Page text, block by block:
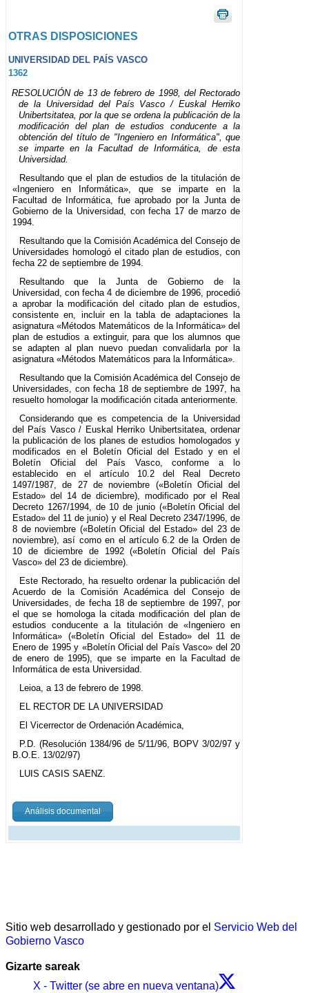
OTRAS DISPOSICIONES
UNIVERSIDAD DEL PAÍS VASCO
1362
RESOLUCIÓN de 13 de febrero de 1998, del Rectorado
de la Universidad del País Vasco / Euskal Herriko
Unibertsitatea, por la que se ordena la publicación de la
modificación del plan de estudios conducente a la
obtención del título de "Ingeniero en Informática", que
se imparte en la Facultad de Informática, de esta
Universidad.
Resultando que el plan de estudios de la titulación de
«Ingeniero en Informática», que se imparte en la
Facultad de Informática, fue aprobado por la Junta de
Gobierno de la Universidad, con fecha 17 de marzo de
1994.
Resultando que la Comisión Académica del Consejo de
Universidades homologó el citado plan de estudios, con
fecha 22 de septiembre de 1994.
Resultando que la Junta de Gobierno de la
Universidad, con fecha 4 de diciembre de 1996, procedió
a aprobar la modificación del citado plan de estudios,
consistente en, incluir en la tabla de adaptaciones la
asignatura «Métodos Matemáticos de la Informática» del
plan de estudios a extinguir, para que los alumnos que
se adapten al plan nuevo puedan convalidarla por la
asignatura «Métodos Matemáticos para la Informática».
Resultando que la Comisión Académica del Consejo de
Universidades, con fecha 18 de septiembre de 1997, ha
resuelto homologar la modificación citada anteriormente.
Considerando que es competencia de la Universidad
del País Vasco / Euskal Herriko Unibertsitatea, ordenar
la publicación de los planes de estudios homologados y
modificados en el Boletín Oficial del Estado y en el
Boletín Oficial del País Vasco, conforme a lo
establecido en el artículo 10.2 del Real Decreto
1497/1987, de 27 de noviembre («Boletín Oficial del
Estado» del 14 de diciembre), modificado por el Real
Decreto 1267/1994, de 10 de junio («Boletín Oficial del
Estado» del 11 de junio) y el Real Decreto 2347/1996, de
8 de noviembre («Boletín Oficial del Estado» del 23 de
noviembre), así como en el artículo 6.2 de la Orden de
10 de diciembre de 1992 («Boletín Oficial del País
Vasco» del 23 de diciembre).
Este Rectorado, ha resuelto ordenar la publicación del
Acuerdo de la Comisión Académica del Consejo de
Universidades, de fecha 18 de septiembre de 1997, por
el que se homologa la citada modificación del plan de
estudios conducente a la titulación de «Ingeniero en
Informática» («Boletín Oficial del Estado» del 11 de
Enero de 1995 y «Boletín Oficial del País Vasco» del 20
de enero de 1995), que se imparte en la Facultad de
Informática de esta Universidad.
Leioa, a 13 de febrero de 1998.
EL RECTOR DE LA UNIVERSIDAD
El Vicerrector de Ordenación Académica,
P.D. (Resolución 1384/96 de 5/11/96, BOPV 3/02/97 y
B.O.E. 13/02/97)
LUIS CASIS SAENZ.
Análisis documental
Sitio web desarrollado y gestionado por el Servicio Web del
Gobierno Vasco
Gizarte sareak
X - Twitter (se abre en nueva ventana)